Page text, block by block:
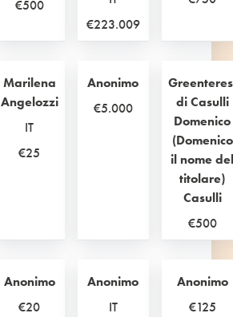
€500
€223.009
Marilena
Angelozzi
IT
€25
Anonimo
€5.000
di Casulli
Domenico
(Domenico
il nome
titolare)
Casulli
€500
Anonimo
€20
Anonimo
IT
Anonimo
€125